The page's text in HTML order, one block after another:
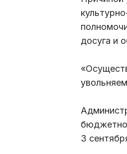
досуга и
3